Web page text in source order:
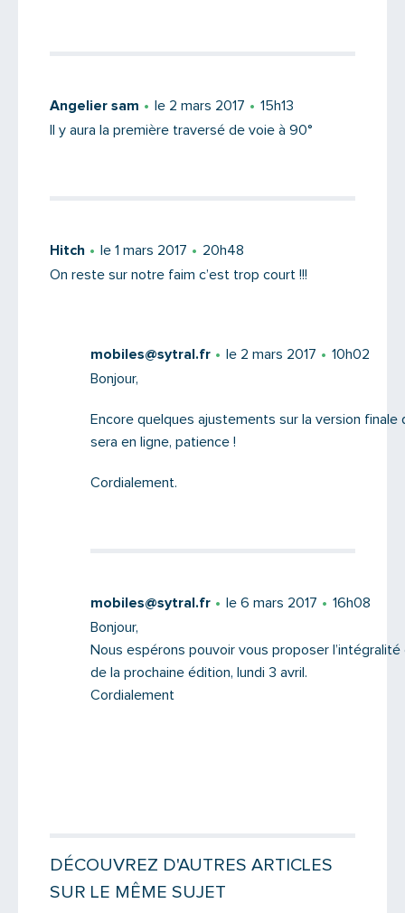
Angelier sam le 2 mars 2017
15h13
Il y aura la première traversé de voie à 90°
Hitch le 1 mars 2017
20h48
On reste sur notre faim c’est trop court !!!
mobiles@sytral.fr le 2 mars 2017
10h02
Bonjour,
Encore quelques ajustements sur la version finale
sera en ligne, patience !
Cordialement.
mobiles@sytral.fr le 6 mars 2017
16h08
Bonjour,
Nous espérons pouvoir vous proposer l’intégralité
de la prochaine édition, lundi 3 avril.
Cordialement
DÉCOUVREZ D'AUTRES ARTICLES
SUR LE MÊME SUJET